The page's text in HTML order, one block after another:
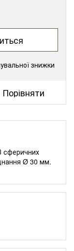
знижки
Порівняти
сферичних
Ø 30 мм.